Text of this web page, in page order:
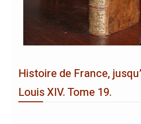
Histoire de France,
Louis XIV. Tome 19.